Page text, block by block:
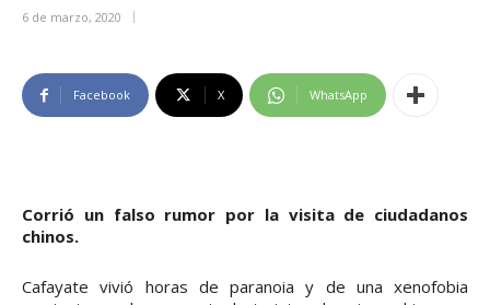
6 de marzo, 2020
Facebook X WhatsApp
Corrió un falso rumor por la visita de ciudadanos
chinos.
Cafayate vivió horas de paranoia y de una xenofobia